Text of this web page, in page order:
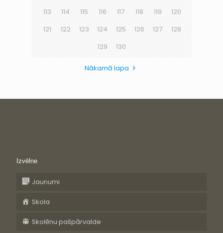
113
114 115 116 117 118 119
120
121
122 123 124 125 126 127
128
129
130
Nākamā lapa
Izvēlne
Jaunumi
Skola
Skolēnu pašpārvalde